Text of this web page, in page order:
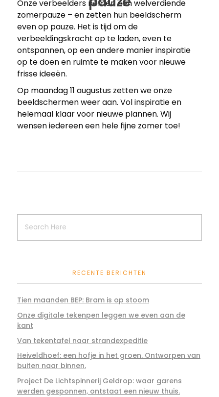
Onze verbeelders nemen een welverdiende
zomerpauze – en zetten hun beeldscherm
even op pauze. Het is tijd om de
verbeeldingskracht op te laden, even te
ontspannen, op een andere manier inspiratie
op te doen en ruimte te maken voor nieuwe
frisse ideeën.
Op maandag 11 augustus zetten we onze
beeldschermen weer aan. Vol inspiratie en
helemaal klaar voor nieuwe plannen. Wij
wensen iedereen een hele fijne zomer toe!
RECENTE BERICHTEN
Tien maanden BEP: Bram is op stoom
Onze digitale tekenpen leggen we even aan de
kant
Van tekentafel naar strandexpeditie
Heiveldhoef: een hofje in het groen. Ontworpen van
buiten naar binnen.
Project De Lichtspinnerij Geldrop: waar garens
werden gesponnen, ontstaat een nieuw thuis.